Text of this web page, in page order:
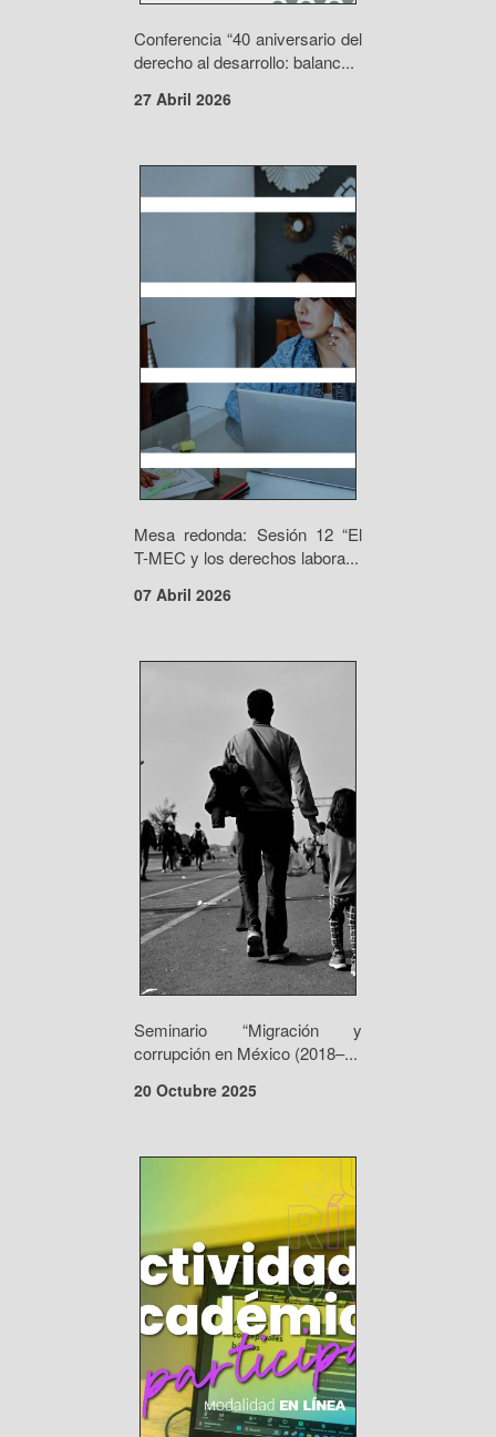
Conferencia “40 aniversario del
derecho al desarrollo: balanc...
27 Abril 2026
Mesa redonda: Sesión 12 “El
T-MEC y los derechos labora...
07 Abril 2026
Seminario “Migración y
corrupción en México (2018–...
20 Octubre 2025